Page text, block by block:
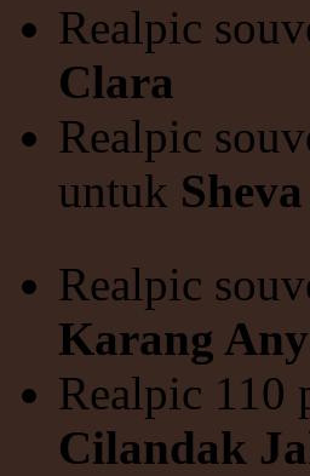
Realpic
Clara
Realpic
untuk
Realpic
Karang
Realpic 110
Cilandak